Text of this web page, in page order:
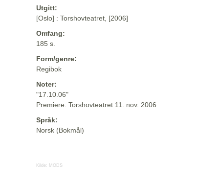
Utgitt:
[Oslo] : Torshovteatret, [2006]
Omfang:
185 s.
Form/genre:
Regibok
Noter:
"17.10.06"
Premiere: Torshovteatret 11. nov. 2006
Språk:
Norsk (Bokmål)
Kilde: MODS